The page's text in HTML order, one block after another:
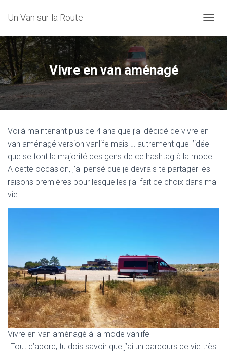
Un Van sur la Route
É
R
A
I
A
T
I
Vivre en van aménagé
Voilà maintenant plus de 4 ans que j’ai décidé de vivre en
van aménagé version vanlife mais … autrement que l’idée
que se font la majorité des gens de ce hashtag à la mode.
A cette occasion, j’ai pensé que je devrais te partager les
raisons premières pour lesquelles j’ai fait ce choix dans ma
vie.
Vivre en van aménagé à la mode vanlife
Tout d’abord, tu dois savoir que j’ai un parcours de vie très